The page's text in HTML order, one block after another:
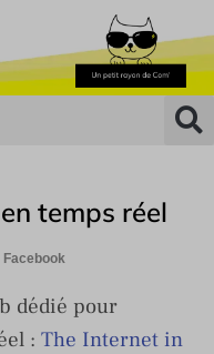
temps réel
Facebook
dédié pour
: The Internet in